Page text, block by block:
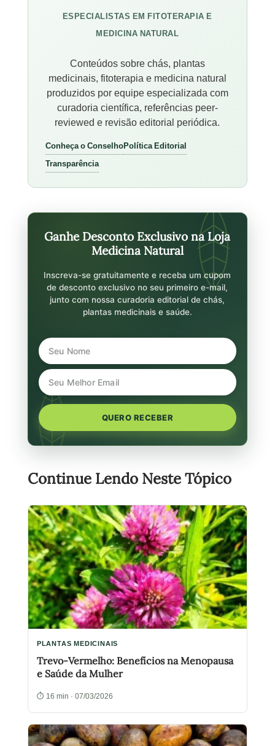
ESPECIALISTAS EM FITOTERAPIA E
MEDICINA NATURAL
Conteúdos sobre chás, plantas
medicinais, fitoterapia e medicina natural
produzidos por equipe especializada com
curadoria científica, referências peer-
reviewed e revisão editorial periódica.
Conheça o ConselhoPolítica Editorial
Transparência
Ganhe Desconto Exclusivo na Loja
Medicina Natural
Inscreva-se gratuitamente e receba um cupom
de desconto exclusivo no seu primeiro e-mail,
junto com nossa curadoria editorial de chás,
plantas medicinais e saúde.
QUERO RECEBER
Continue Lendo Neste Tópico
PLANTAS MEDICINAIS
Trevo-Vermelho: Benefícios na Menopausa
e Saúde da Mulher
⏱ 16 min · 07/03/2026